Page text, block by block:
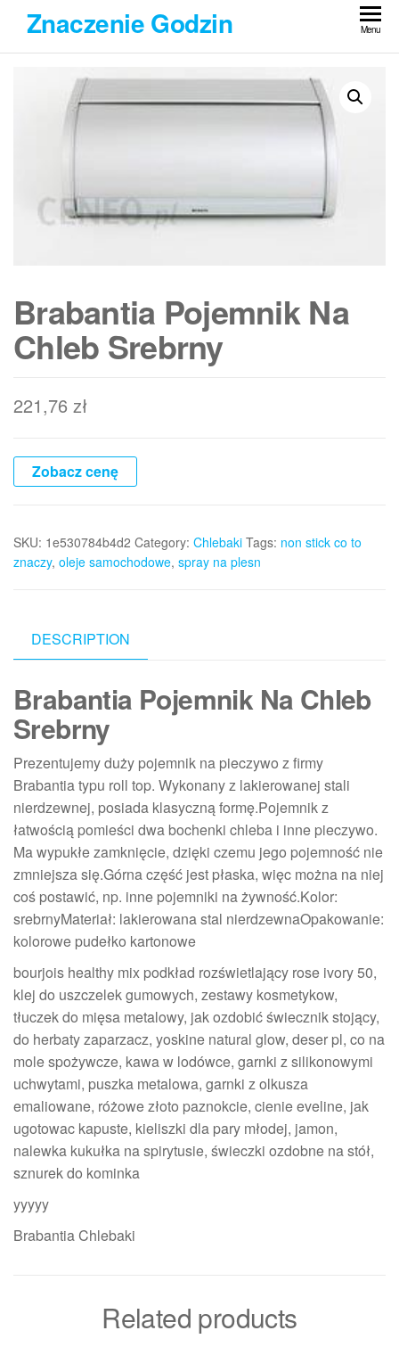
Przejdź
treści
Znaczenie Godzin Menu
Brabantia Pojemnik Na
Chleb Srebrny
221,76 zł
Zobacz cenę
SKU: 1e530784b4d2 Category: Chlebaki Tags: non stick co to
znaczy, oleje samochodowe, spray na plesn
DESCRIPTION
Brabantia Pojemnik Na Chleb
Srebrny
Prezentujemy duży pojemnik na pieczywo z firmy
Brabantia typu roll top. Wykonany z lakierowanej stali
nierdzewnej, posiada klasyczną formę.Pojemnik z
łatwością pomieści dwa bochenki chleba i inne pieczywo.
Ma wypukłe zamknięcie, dzięki czemu jego pojemność nie
zmniejsza się.Górna część jest płaska, więc można na niej
coś postawić, np. inne pojemniki na żywność.Kolor:
srebrnyMateriał: lakierowana stal nierdzewnaOpakowanie:
kolorowe pudełko kartonowe
bourjois healthy mix podkład rozświetlający rose ivory 50,
klej do uszczelek gumowych, zestawy kosmetykow,
tłuczek do mięsa metalowy, jak ozdobić świecznik stojący,
do herbaty zaparzacz, yoskine natural glow, deser pl, co na
mole spożywcze, kawa w lodówce, garnki z silikonowymi
uchwytami, puszka metalowa, garnki z olkusza
emaliowane, różowe złoto paznokcie, cienie eveline, jak
ugotowac kapuste, kieliszki dla pary młodej, jamon,
nalewka kukułka na spirytusie, świeczki ozdobne na stół,
sznurek do kominka
yyyyy
Brabantia Chlebaki
Related products